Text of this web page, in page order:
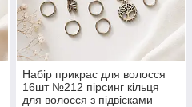
Набір прикрас для волосся
16шт №212 пірсинг кільця
для волосся з підвісками